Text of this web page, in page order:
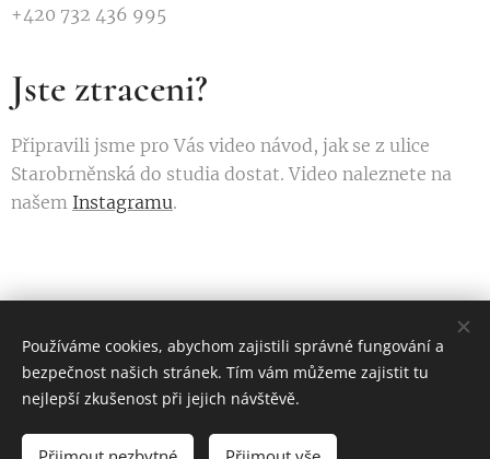
+420 732 436 995
Jste ztraceni?
Připravili jsme pro Vás video návod, jak se z ulice
Starobrněnská do studia dostat. Video naleznete na
našem Instagramu.
Starobrněnská 16, Brno 602 00
Všechna práva vyhrazena 2026
Používáme cookies, abychom zajistili správné fungování a
bezpečnost našich stránek. Tím vám můžeme zajistit tu
nejlepší zkušenost při jejich návštěvě.